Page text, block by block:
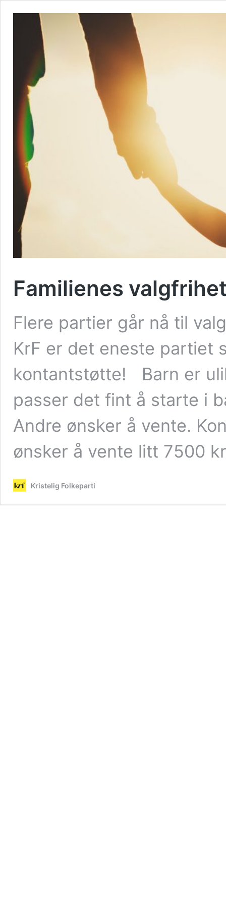
Familienes
Flere partier går nå til
KrF er det eneste partiet
kontantstøtte! Barn er
passer det fint å starte i
Andre ønsker å vente.
ønsker å vente litt 7500
Kristelig Folkeparti